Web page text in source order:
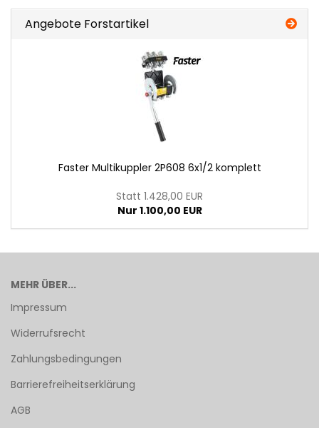
Angebote Forstartikel
Fas­ter Mul­tikupp­ler 2P608 6x1/2 kom­plett
Statt 1.428,00 EUR
Nur 1.100,00 EUR
MEHR ÜBER...
Impressum
Widerrufsrecht
Zahlungsbedingungen
Barrierefreiheitserklärung
AGB